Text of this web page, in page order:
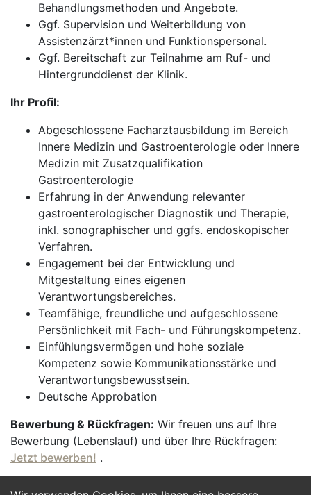
Behandlungsmethoden und Angebote.
Ggf. Supervision und Weiterbildung von
Assistenzärzt*innen und Funktionspersonal.
Ggf. Bereitschaft zur Teilnahme am Ruf- und
Hintergrunddienst der Klinik.
Ihr Profil:
Abgeschlossene Facharztausbildung im Bereich
Innere Medizin und Gastroenterologie oder Innere
Medizin mit Zusatzqualifikation
Gastroenterologie
Erfahrung in der Anwendung relevanter
gastroenterologischer Diagnostik und Therapie,
inkl. sonographischer und ggfs. endoskopischer
Verfahren.
Engagement bei der Entwicklung und
Mitgestaltung eines eigenen
Verantwortungsbereiches.
Teamfähige, freundliche und aufgeschlossene
Persönlichkeit mit Fach- und Führungskompetenz.
Einfühlungsvermögen und hohe soziale
Kompetenz sowie Kommunikationsstärke und
Verantwortungsbewusstsein.
Deutsche Approbation
Bewerbung & Rückfragen: Wir freuen uns auf Ihre
Bewerbung (Lebenslauf) und über Ihre Rückfragen:
Jetzt bewerben! .